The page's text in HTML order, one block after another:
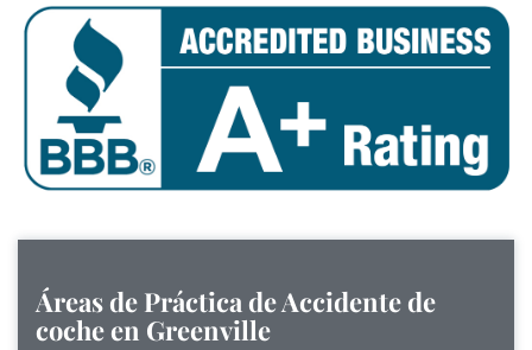
Áreas de Práctica deAccidente de
coche en Greenville